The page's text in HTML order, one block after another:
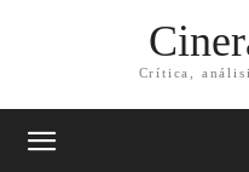
Crítica,